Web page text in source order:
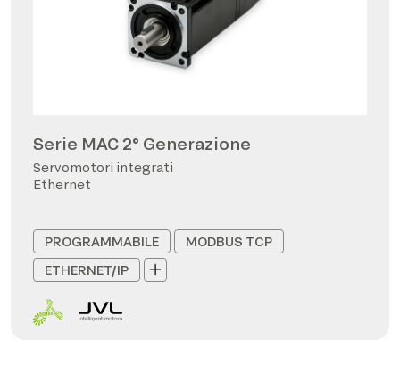
Serie MAC 2° Generazione
Servomotori integrati
Ethernet
PROGRAMMABILE
MODBUS TCP
ETHERNET/IP